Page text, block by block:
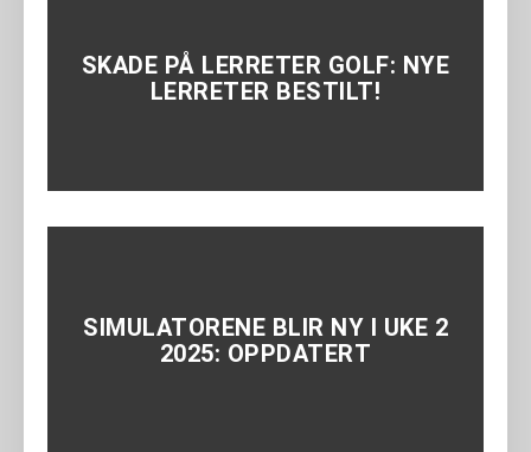
SKADE PÅ LERRETER GOLF: NYE
LERRETER BESTILT!
SIMULATORENE BLIR NY I UKE 2
2025: OPPDATERT